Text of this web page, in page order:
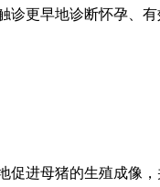
诊更早地诊断怀孕
促进母猪的生殖成